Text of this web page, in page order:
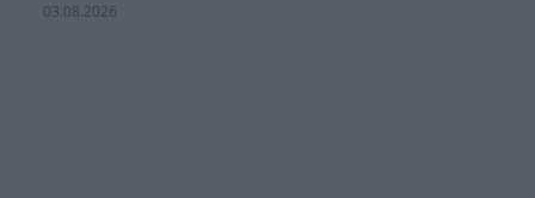
03.08.2026